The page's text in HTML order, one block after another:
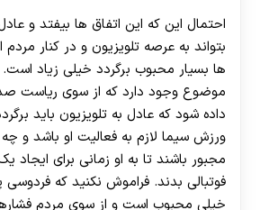
30 تا 50 درصد شارژ هدیه
هات بت
احتمال این که این اتفاق ها بیفتد و
بتواند به عرصه تلویزیون و در کنار
ها بسیار محبوب برگردد خیلی زیاد
موضوع وجود دارد که از سوی ریاست
داده شود که عادل به تلویزیون باید
ورزش سیما لازم به فعالیت او باشد و
مجبور باشند تا به او زمانی برای ایجاد
فوتبالی بدند. فراموش نکنید که
خیلی محبوب است و از سوی مردم